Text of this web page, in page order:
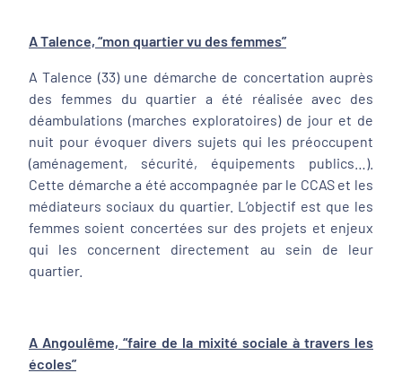
A Talence, “mon quartier vu des femmes”
A Talence (33) une démarche de concertation auprès
des femmes du quartier a été réalisée avec des
déambulations (marches exploratoires) de jour et de
nuit pour évoquer divers sujets qui les préoccupent
(aménagement, sécurité, équipements publics…).
Cette démarche a été accompagnée par le CCAS et les
médiateurs sociaux du quartier. L’objectif est que les
femmes soient concertées sur des projets et enjeux
qui les concernent directement au sein de leur
quartier.
A Angoulême, “faire de la mixité sociale à travers les
écoles”